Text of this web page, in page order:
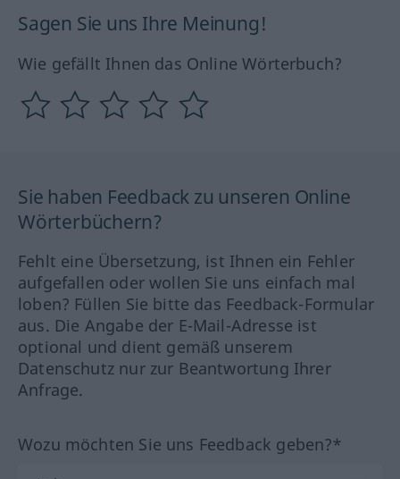
Sagen Sie uns Ihre Meinung!
Wie gefällt Ihnen das Online Wörterbuch?
Sie haben Feedback zu unseren Online
Wörterbüchern?
Fehlt eine Übersetzung, ist Ihnen ein Fehler
aufgefallen oder wollen Sie uns einfach mal
loben? Füllen Sie bitte das Feedback-Formular
aus. Die Angabe der E-Mail-Adresse ist
optional und dient gemäß unserem
Datenschutz nur zur Beantwortung Ihrer
Anfrage.
Wozu möchten Sie uns Feedback geben?*